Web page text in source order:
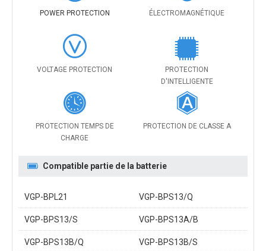
POWER PROTECTION ÉLECTROMAGNÉTIQUE
VOLTAGE PROTECTION
PROTECTION
D'INTELLIGENTE
PROTECTION TEMPS DE
CHARGE
PROTECTION DE CLASSE A
Compatible partie de la batterie
VGP-BPL21 VGP-BPS13/Q
VGP-BPS13/S VGP-BPS13A/B
VGP-BPS13B/Q VGP-BPS13B/S